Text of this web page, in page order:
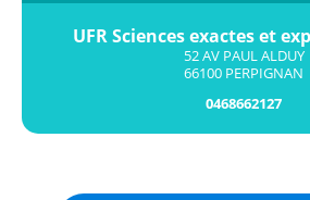
UFR Sciences exactes et
52 AV PAUL ALDUY
66100 PERPIGNAN
0468662127